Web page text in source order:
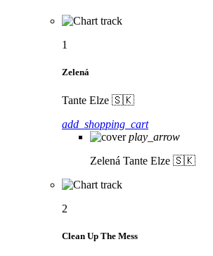
1
Zelená
Tante Elze 🇸🇰
add_shopping_cart
play_arrow
Zelená Tante Elze 🇸🇰
2
Clean Up The Mess